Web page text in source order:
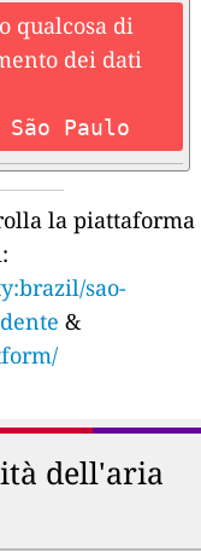
qualcosa di
dei dati
Paulo
la piattaforma
sao-
&
dell'aria